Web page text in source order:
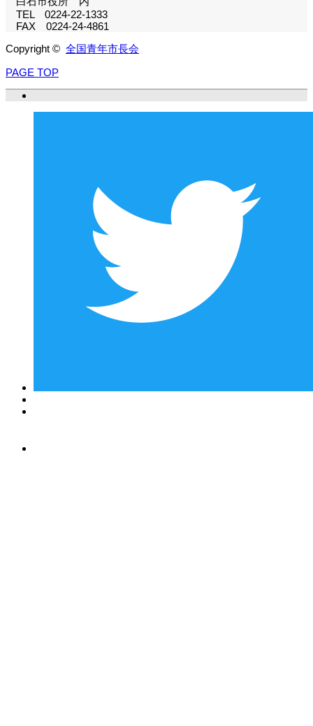
TEL 0224-22-1333
FAX 0224-24-4861
Copyright © 全国青年市長会
PAGE TOP